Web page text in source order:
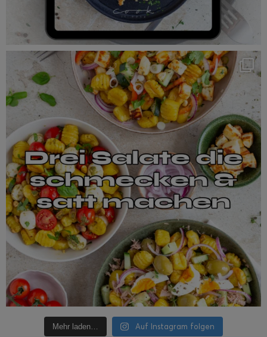
Mehr laden… Auf Instagram folgen